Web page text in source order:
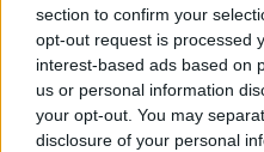
section to confirm your
opt-out request is processed
interest-based ads based on
us or personal information
your opt-out. You may
disclosure of your personal
Ajax helpt Burnley uit
sokken na blunder
Hakim Ziyech
appartement op